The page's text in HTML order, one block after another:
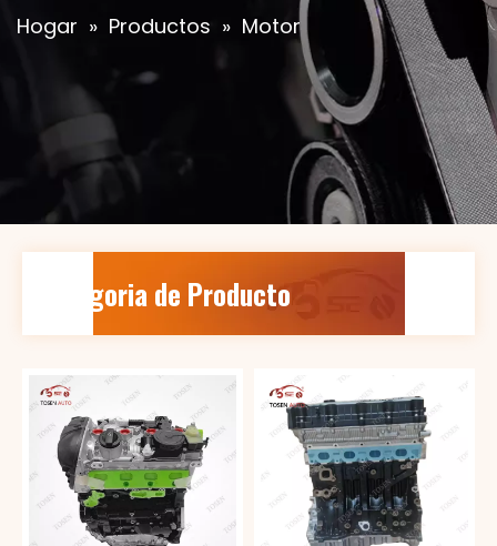
Hogar » Productos » Motor
Categoria de Producto